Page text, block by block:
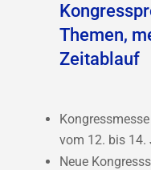
Themen,
Zeitablauf
vom 12. bis 14.
Neue